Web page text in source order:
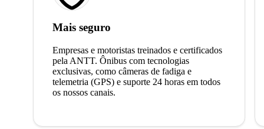
Mais seguro
Empresas e motoristas treinados e certificados
pela ANTT. Ônibus com tecnologias
exclusivas, como câmeras de fadiga e
telemetria (GPS) e suporte 24 horas em todos
os nossos canais.